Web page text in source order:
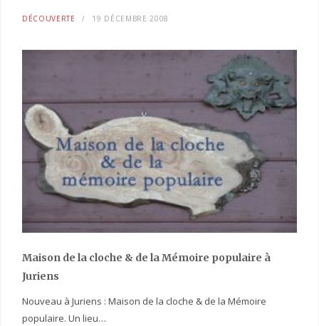
DÉCOUVERTE 19 DÉCEMBRE 2008
Maison de la cloche & de la Mémoire populaire à
Juriens
Nouveau à Juriens : Maison de la cloche & de la Mémoire
populaire. Un lieu…